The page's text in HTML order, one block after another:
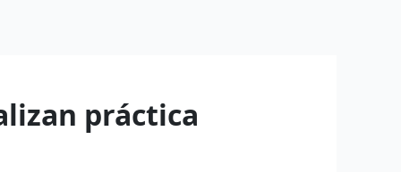
práctica